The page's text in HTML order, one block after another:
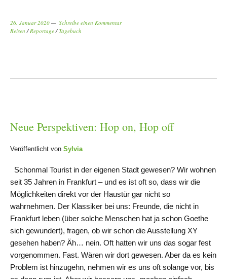
26. Januar 2020
Schreibe einen Kommentar
Reisen /Reportage /Tagebuch
Neue Perspektiven: Hop on, Hop off
Veröffentlicht von Sylvia
Schonmal Tourist in der eigenen Stadt gewesen? Wir wohnen
seit 35 Jahren in Frankfurt – und es ist oft so, dass wir die
Möglichkeiten direkt vor der Haustür gar nicht so
wahrnehmen. Der Klassiker bei uns: Freunde, die nicht in
Frankfurt leben (über solche Menschen hat ja schon Goethe
sich gewundert), fragen, ob wir schon die Ausstellung XY
gesehen haben? Äh… nein. Oft hatten wir uns das sogar fest
vorgenommen. Fast. Wären wir dort gewesen. Aber da es kein
Problem ist hinzugehn, nehmen wir es uns oft solange vor, bis